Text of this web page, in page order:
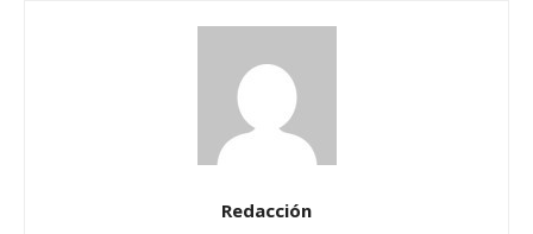
Redacción